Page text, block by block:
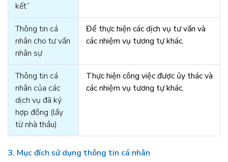
kết”
Thông tin cá
nhân cho tư vấn
nhân sự
Để thực hiện các dịch vụ tư vấn và
các nhiệm vụ tương tự khác.
Thông tin cá
nhân của các
dịch vụ đã ký
hợp đồng (lấy
từ nhà thầu)
Thực hiện công việc được ủy thác và
các nhiệm vụ tương tự khác.
3. Mục đích sử dụng thông tin cá nhân